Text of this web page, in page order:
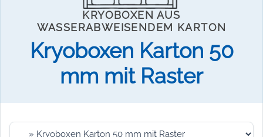
KRYOBOXEN AUS
WASSERABWEISENDEM KARTON
Kryoboxen Karton 50
mm mit Raster